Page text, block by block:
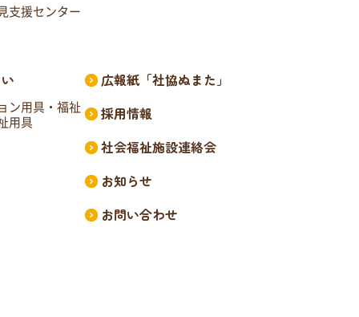
支援センター
ン用具・福祉
用具
広報紙「社協ぬまた」
採用情報
社会福祉施設連絡会
お知らせ
お問い合わせ